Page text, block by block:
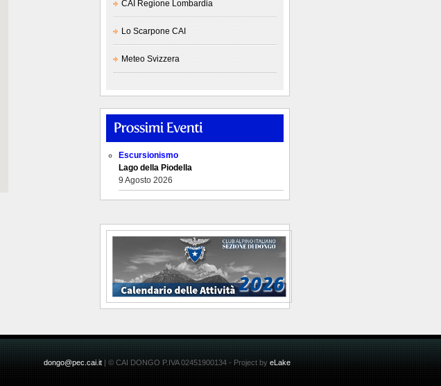
CAI Regione Lombardia
Lo Scarpone CAI
Meteo Svizzera
Escursionismo
Lago della Piodella
9 Agosto 2026
dongo@pec.cai.it | © CAI DONGO P.IVA 02451900134 - Project by eLake